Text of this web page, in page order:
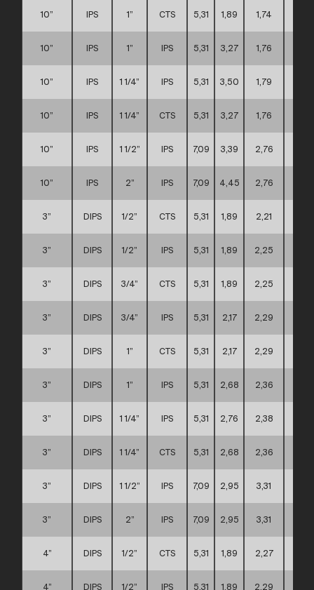
10” IPS 1” CTS 5,31 1,89 1,74
10” IPS 1” IPS 5,31 3,27 1,76
10” IPS 1 1/4” IPS 5,31 3,50 1,79
10” IPS 1 1/4” CTS 5,31 3,27 1,76
10” IPS 1 1/2” IPS 7,09 3,39 2,76
10” IPS 2” IPS 7,09 4,45 2,76
3” DIPS 1/2” CTS 5,31 1,89 2,21
3” DIPS 1/2” IPS 5,31 1,89 2,25
3” DIPS 3/4” CTS 5,31 1,89 2,25
3” DIPS 3/4” IPS 5,31 2,17 2,29
3” DIPS 1” CTS 5,31 2,17 2,29
3” DIPS 1” IPS 5,31 2,68 2,36
3” DIPS 1 1/4” IPS 5,31 2,76 2,38
3” DIPS 1 1/4” CTS 5,31 2,68 2,36
3” DIPS 1 1/2” IPS 7,09 2,95 3,31
3” DIPS 2” IPS 7,09 2,95 3,31
4” DIPS 1/2” CTS 5,31 1,89 2,27
4” DIPS 1/2” IPS 5,31 1,89 2,29